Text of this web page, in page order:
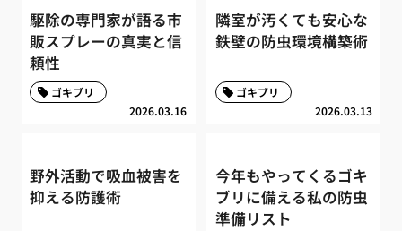
駆除の専門家が語る市
販スプレーの真実と信
頼性
2026.03.16
ゴキブリ
隣室が汚くても安心な
鉄壁の防虫環境構築術
2026.03.13
ゴキブリ
野外活動で吸血被害を
抑える防護術
今年もやってくるゴキ
ブリに備える私の防虫
準備リスト